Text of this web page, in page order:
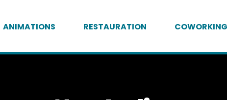
ANIMATIONS RESTAURATION COWORKING